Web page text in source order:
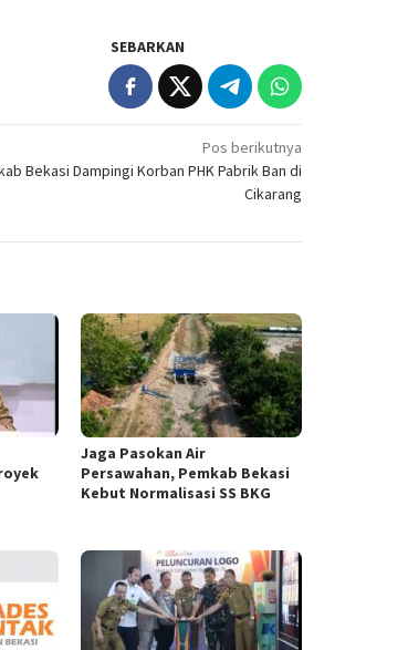
SEBARKAN
Pos berikutnya
Bekasi Dampingi Korban PHK Pabrik Ban di
Cikarang
Jaga Pasokan Air
Persawahan, Pemkab Bekasi
Kebut Normalisasi SS BKG